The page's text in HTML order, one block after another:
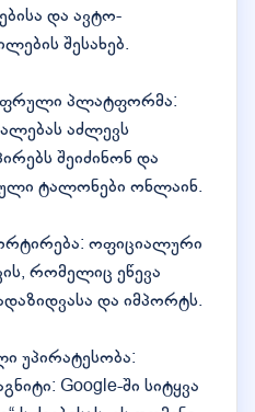
და ავტო-
შესახებ.
პლატფორმა:
აძლევს
შეიძინონ და
ტალონები ონლაინ.
ოფიციალური
რომელიც ეწევა
და იმპორტს.
უპირატესობა:
Google-ში სიტყვა